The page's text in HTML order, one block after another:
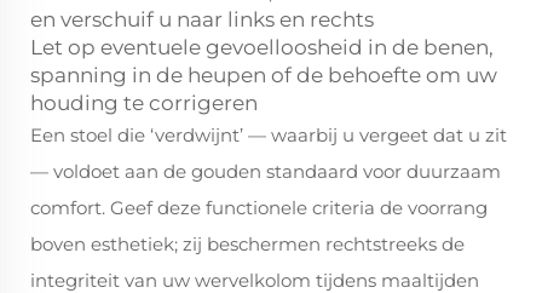
en verschuif u naar links en rechts
Let op eventuele gevoelloosheid in de benen,
spanning in de heupen of de behoefte om uw
houding te corrigeren
Een stoel die ‘verdwijnt’ — waarbij u vergeet dat u zit
— voldoet aan de gouden standaard voor duurzaam
comfort. Geef deze functionele criteria de voorrang
boven esthetiek; zij beschermen rechtstreeks de
integriteit van uw wervelkolom tijdens maaltijden